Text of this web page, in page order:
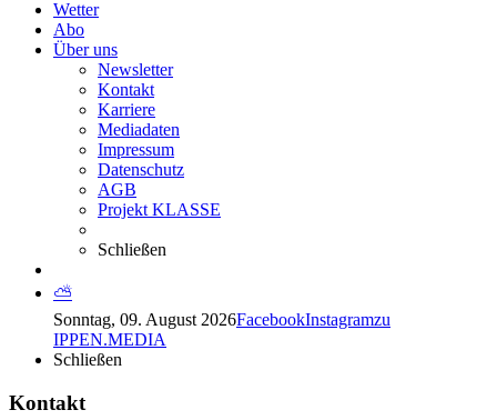
Wetter
Abo
Über uns
Newsletter
Kontakt
Karriere
Mediadaten
Impressum
Datenschutz
AGB
Projekt KLASSE
Schließen
⛅
Sonntag, 09. August 2026FacebookInstagramzu
IPPEN.MEDIA
Schließen
Kontakt